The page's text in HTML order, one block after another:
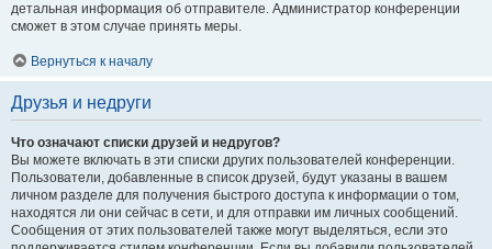
детальная информация об отправителе. Администратор конференции
сможет в этом случае принять меры.
Вернуться к началу
Друзья и недруги
Что означают списки друзей и недругов?
Вы можете включать в эти списки других пользователей конференции.
Пользователи, добавленные в список друзей, будут указаны в вашем
личном разделе для получения быстрого доступа к информации о том,
находятся ли они сейчас в сети, и для отправки им личных сообщений.
Сообщения от этих пользователей также могут выделяться, если это